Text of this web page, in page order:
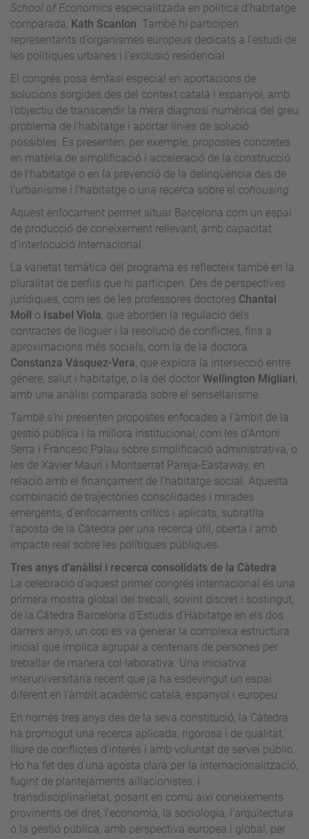
School of Economics especialitzada en política d’habitatge
comparada, Kath Scanlon. També hi participen
representants d’organismes europeus dedicats a l’estudi de
les polítiques urbanes i l’exclusió residencial.
El congrés posa èmfasi especial en aportacions de
solucions sorgides des del context català i espanyol, amb
l’objectiu de transcendir la mera diagnosi numèrica del greu
problema de l’habitatge i aportar línies de solució
possibles. Es presenten, per exemple, propostes concretes
en matèria de simplificació i acceleració de la construcció
de l’habitatge o en la prevenció de la delinqüència des de
l'urbanisme i l’habitatge o una recerca sobre el cohousing.
Aquest enfocament permet situar Barcelona com un espai
de producció de coneixement rellevant, amb capacitat
d’interlocució internacional.
La varietat temàtica del programa es reflecteix també en la
pluralitat de perfils que hi participen. Des de perspectives
jurídiques, com les de les professores doctores Chantal
Moll o Isabel Viola, que aborden la regulació dels
contractes de lloguer i la resolució de conflictes, fins a
aproximacions més socials, com la de la doctora
Constanza Vásquez-Vera, que explora la intersecció entre
gènere, salut i habitatge, o la del doctor Wellington Migliari,
amb una anàlisi comparada sobre el sensellarisme.
També s’hi presenten propostes enfocades a l’àmbit de la
gestió pública i la millora institucional, com les d'Antoni
Serra i Francesc Palau sobre simplificació administrativa, o
les de Xavier Mauri i Montserrat Pareja-Eastaway, en
relació amb el finançament de l’habitatge social. Aquesta
combinació de trajectòries consolidades i mirades
emergents, d’enfocaments crítics i aplicats, subratlla
l’aposta de la Càtedra per una recerca útil, oberta i amb
impacte real sobre les polítiques públiques.
Tres anys d’anàlisi i recerca consolidats de la Càtedra
La celebració d’aquest primer congrés internacional és una
primera mostra global del treball, sovint discret i sostingut,
de la Càtedra Barcelona d’Estudis d’Habitatge en els dos
darrers anys, un cop es va generar la complexa estructura
inicial que implica agrupar a centenars de persones per
treballar de manera col·laborativa. Una iniciativa
interuniversitària recent que ja ha esdevingut un espai
diferent en l’àmbit acadèmic català, espanyol i europeu.
En només tres anys des de la seva constitució, la Càtedra
ha promogut una recerca aplicada, rigorosa i de qualitat,
lliure de conflictes d’interès i amb voluntat de servei públic.
Ho ha fet des d’una aposta clara per la internacionalització,
fugint de plantejaments aïllacionistes, i
transdisciplinarietat, posant en comú així coneixements
provinents del dret, l’economia, la sociologia, l’arquitectura
o la gestió pública, amb perspectiva europea i global, per